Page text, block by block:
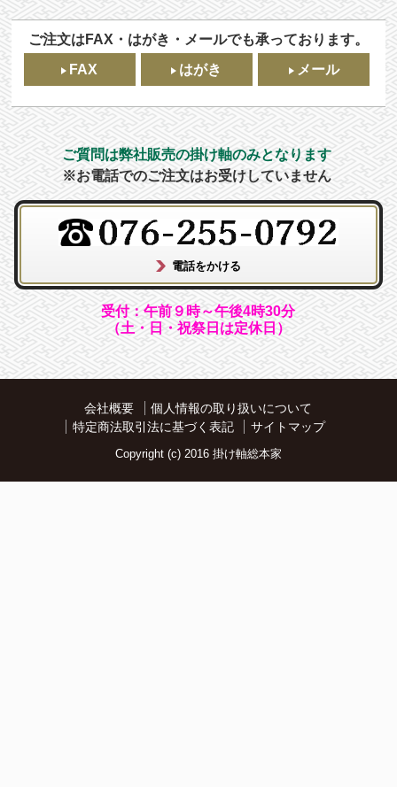
ご注文はFAX・はがき・メールでも承っております。
FAX
はがき メール
ご質問は弊社販売の掛け軸のみとなります
※お電話でのご注文はお受けしていません
受付：午前９時～午後4時30分
（土・日・祝祭日は定休日）
会社概要
個人情報の取り扱いについて
特定商法取引法に基づく表記
サイトマップ
Copyright (c) 2016 掛け軸総本家